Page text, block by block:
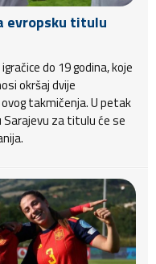
evropsku titulu
do 19 godina, koje
okršaj dvije
takmičenja. U petak
Sarajevu za titulu će se